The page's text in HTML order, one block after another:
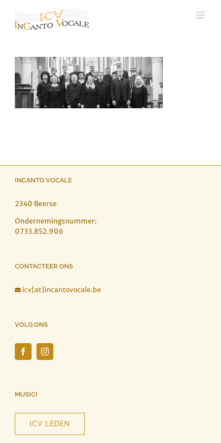
inhoud
INCANTO VOCALE
2340 Beerse
Ondernemingsnummer:
0733.852.906
CONTACTEER ONS
 icv[at]incantovocale.be
VOLG ONS
MUSICI
ICV LEDEN